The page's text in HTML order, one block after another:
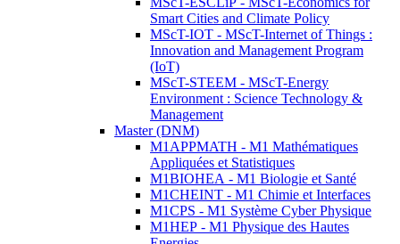
Smart Cities and Climate Policy
MScT-IOT - MScT-Internet of Things :
Innovation and Management Program
(IoT)
MScT-STEEM - MScT-Energy
Environment : Science Technology &
Management
Master (DNM)
M1APPMATH - M1 Mathématiques
Appliquées et Statistiques
M1BIOHEA - M1 Biologie et Santé
M1CHEINT - M1 Chimie et Interfaces
M1CPS - M1 Système Cyber Physique
M1HEP - M1 Physique des Hautes